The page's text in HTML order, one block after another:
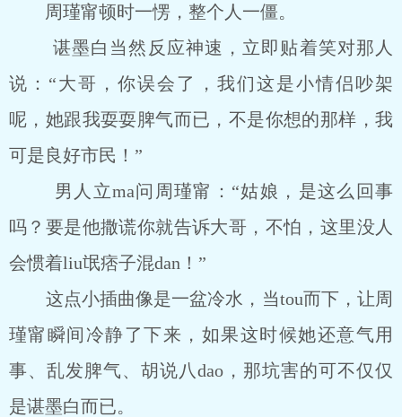
周瑾甯顿时一愣，整个人一僵。
谌墨白当然反应神速，立即贴着笑对那人
说：“大哥，你误会了，我们这是小情侣吵架
呢，她跟我耍耍脾气而已，不是你想的那样，我
可是良好市民！”
男人立ma问周瑾甯：“姑娘，是这么回事
吗？要是他撒谎你就告诉大哥，不怕，这里没人
会惯着liu氓痞子混dan！”
这点小插曲像是一盆冷水，当tou而下，让周
瑾甯瞬间冷静了下来，如果这时候她还意气用
事、乱发脾气、胡说八dao，那坑害的可不仅仅
是谌墨白而已。